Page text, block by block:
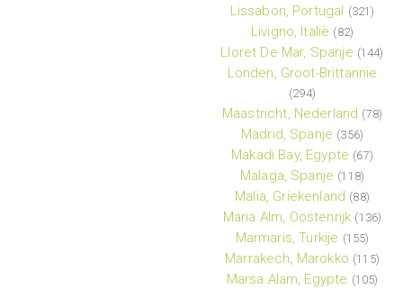
Lissabon, Portugal (321)
Livigno, Italië (82)
Lloret De Mar, Spanje (144)
Londen, Groot-Brittannie
(294)
Maastricht, Nederland (78)
Madrid, Spanje (356)
Makadi Bay, Egypte (67)
Malaga, Spanje (118)
Malia, Griekenland (88)
Maria Alm, Oostenrijk (136)
Marmaris, Turkije (155)
Marrakech, Marokko (115)
Marsa Alam, Egypte (105)